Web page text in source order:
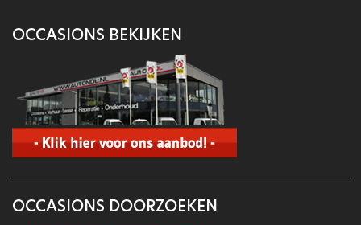
OCCASIONS BEKIJKEN
OCCASIONS DOORZOEKEN